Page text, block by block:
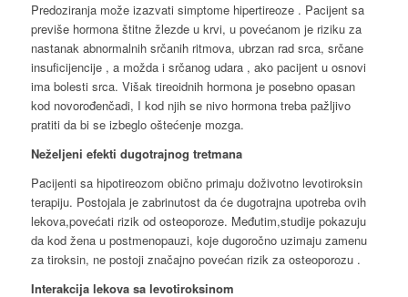
Predoziranja može izazvati simptome hipertireoze . Pacijent sa
previše hormona štitne žlezde u krvi, u povećanom je riziku za
nastanak abnormalnih srčanih ritmova, ubrzan rad srca, srčane
insuficijencije , a možda i srčanog udara , ako pacijent u osnovi
ima bolesti srca. Višak tireoidnih hormona je posebno opasan
kod novorođenčadi, I kod njih se nivo hormona treba pažljivo
pratiti da bi se izbeglo oštećenje mozga.
Neželjeni efekti dugotrajnog tretmana
Pacijenti sa hipotireozom obično primaju doživotno levotiroksin
terapiju. Postojala je zabrinutost da će dugotrajna upotreba ovih
lekova,povećati rizik od osteoporoze. Međutim,studije pokazuju
da kod žena u postmenopauzi, koje dugoročno uzimaju zamenu
za tiroksin, ne postoji značajno povećan rizik za osteoporozu .
Interakcija lekova sa levotiroksinom